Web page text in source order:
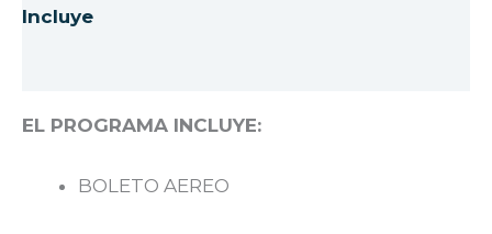
EL PROGRAMA INCLUYE:
BOLETO AEREO